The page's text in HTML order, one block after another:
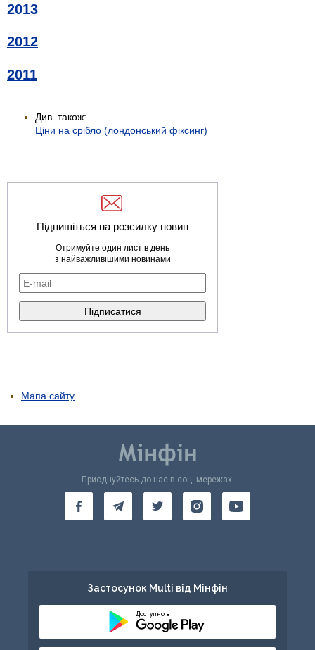
2013
2012
2011
Див. також:
Ціни на срібло (лондонський фіксинг)
Підпишіться на розсилку новин
Отримуйте один лист в день
з найважливішими новинами
Мапа сайту
Приєднуйтесь до нас в соц. мережах:
Застосунок Multi від Мінфін
Доступно в